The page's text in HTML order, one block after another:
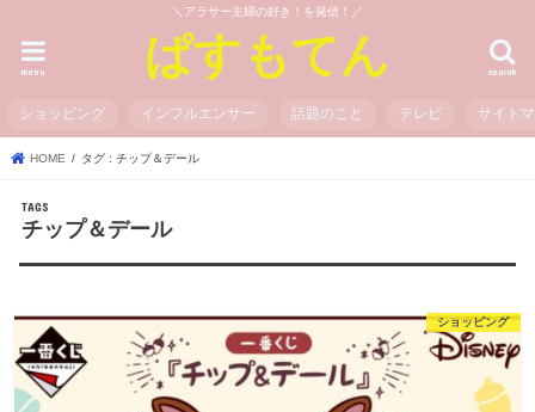
＼アラサー主婦の好き！を発信！／
ぱすもてん search
menu
ショッピング インフルエンサー 話題のこと テレビ サイト
HOME タグ : チップ＆デール
チップ＆デール
ショッピング